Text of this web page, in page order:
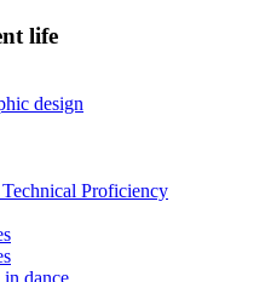
life
design
Proficiency